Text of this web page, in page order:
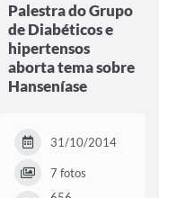
Palestra do Grupo
de Diabéticos e
hipertensos
aborta tema sobre
Hanseníase
31/10/2014
7 fotos